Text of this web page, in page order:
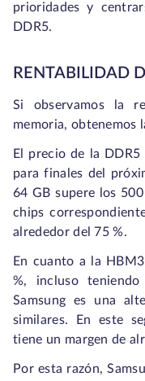
prioridades y
DDR5.
RENTABILIDAD
Si observamos la
memoria, obtenemos
El precio de la DDR5
para finales del
64 GB supere los
chips
alrededor del 75 %.
En cuanto a la
%, incluso
Samsung es una
similares. En este
tiene un margen de
Por esta razón,